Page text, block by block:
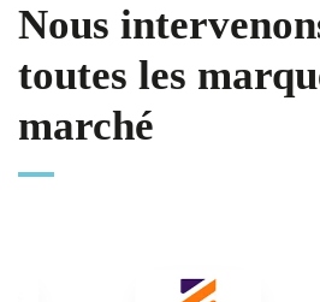
Nous
toutes les
marché